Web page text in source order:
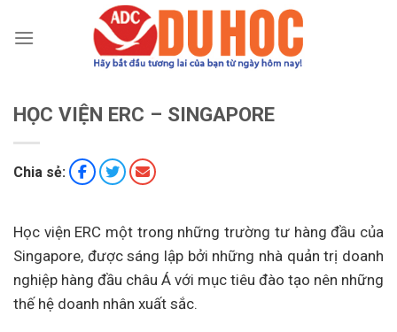
đến
HỌC VIỆN ERC – SINGAPORE
Chia sẻ:
Học viện ERC một trong những trường tư hàng đầu của
Singapore, được sáng lập bởi những nhà quản trị doanh
nghiệp hàng đầu châu Á với mục tiêu đào tạo nên những
thế hệ doanh nhân xuất sắc.